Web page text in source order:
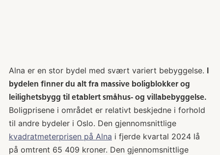
Alna er en stor bydel med svært variert bebyggelse. I
bydelen finner du alt fra massive boligblokker og
leilighetsbygg til etablert småhus- og villabebyggelse.
Boligprisene i området er relativt beskjedne i forhold
til andre bydeler i Oslo. Den gjennomsnittlige
kvadratmeterprisen på Alna i fjerde kvartal 2024 lå
på omtrent 65 409 kroner. Den gjennomsnittlige